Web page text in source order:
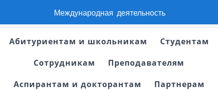
Международная деятельность
Абитуриентам и школьникам
Студентам
Сотрудникам
Преподавателям
Аспирантам и докторантам
Партнерам